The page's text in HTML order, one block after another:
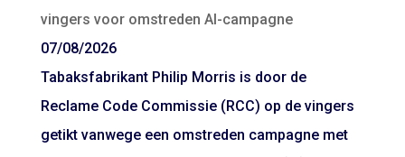
vingers voor omstreden AI-campagne
07/08/2026
Tabaksfabrikant Philip Morris is door de
Reclame Code Commissie (RCC) op de vingers
getikt vanwege een omstreden campagne met